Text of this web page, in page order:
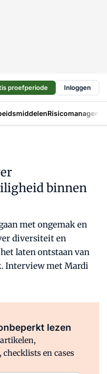
proefperiode Inloggen
binnen
met ongemak en
diversiteit en
laten ontstaan van
Interview met Mardi
lezen
en cases